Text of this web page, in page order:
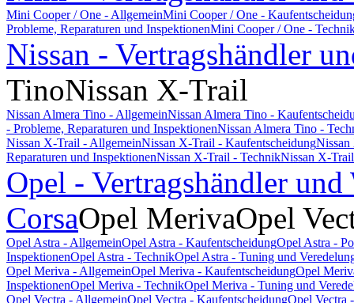
Mini Cooper / One - AllgemeinMini Cooper / One -
Probleme, Reparaturen und InspektionenMini Cooper / One -
Nissan - Vertragshändler
TinoNissan X-Trail
Nissan Almera Tino - AllgemeinNissan Almera Tino -
- Probleme, Reparaturen und InspektionenNissan Almera Tino -
Nissan X-Trail - AllgemeinNissan X-Trail - KaufentscheidungNissan
Reparaturen und InspektionenNissan X-Trail - TechnikNissan X-
Opel - Vertragshändler und
CorsaOpel MerivaOpel
Opel Astra - AllgemeinOpel Astra - KaufentscheidungOpel Astra -
InspektionenOpel Astra - TechnikOpel Astra - Tuning und
Opel Meriva - AllgemeinOpel Meriva - KaufentscheidungOpel
InspektionenOpel Meriva - TechnikOpel Meriva - Tuning und
Opel Vectra - AllgemeinOpel Vectra - KaufentscheidungOpel Vectra